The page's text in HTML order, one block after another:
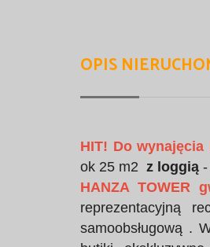
OPIS
HIT! Do wynajęcia
ok 25 m2 z loggią
HANZA TOWER
reprezentacyjną
samoobsługową .